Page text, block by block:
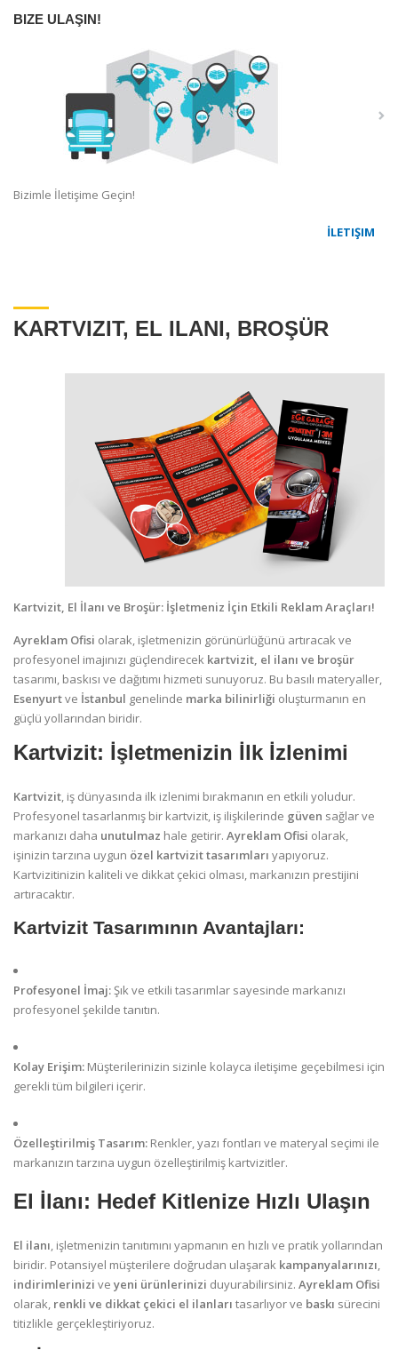
BIZE ULAŞIN!
Bizimle İletişime Geçin!
İLETIŞIM
KARTVIZIT, EL ILANI, BROŞÜR
Kartvizit, El İlanı ve Broşür: İşletmeniz İçin Etkili Reklam Araçları!
Ayreklam Ofisi olarak, işletmenizin görünürlüğünü artıracak ve
profesyonel imajınızı güçlendirecek kartvizit, el ilanı ve broşür
tasarımı, baskısı ve dağıtımı hizmeti sunuyoruz. Bu basılı materyaller,
Esenyurtve İstanbul genelinde marka bilinirliği oluşturmanın en
güçlü yollarından biridir.
Kartvizit: İşletmenizin İlk İzlenimi
Kartvizit, iş dünyasında ilk izlenimi bırakmanın en etkili yoludur.
Profesyonel tasarlanmış bir kartvizit, iş ilişkilerinde güven sağlar ve
markanızı daha unutulmaz hale getirir. Ayreklam Ofisi olarak,
işinizin tarzına uygun özel kartvizit tasarımları yapıyoruz.
Kartvizitinizin kaliteli ve dikkat çekici olması, markanızın prestijini
artıracaktır.
Kartvizit Tasarımının Avantajları:
Profesyonel İmaj:Şık ve etkili tasarımlar sayesinde markanızı
profesyonel şekilde tanıtın.
Kolay Erişim: Müşterilerinizin sizinle kolayca iletişime geçebilmesi için
gerekli tüm bilgileri içerir.
Özelleştirilmiş Tasarım: Renkler, yazı fontları ve materyal seçimi ile
markanızın tarzına uygun özelleştirilmiş kartvizitler.
El İlanı: Hedef Kitlenize Hızlı Ulaşın
El ilanı, işletmenizin tanıtımını yapmanın en hızlı ve pratik yollarından
biridir. Potansiyel müşterilere doğrudan ulaşarak kampanyalarınızı,
indirimlerinizi ve yeni ürünlerinizi duyurabilirsiniz. Ayreklam Ofisi
olarak, renkli ve dikkat çekici el ilanları tasarlıyor ve baskı sürecini
titizlikle gerçekleştiriyoruz.